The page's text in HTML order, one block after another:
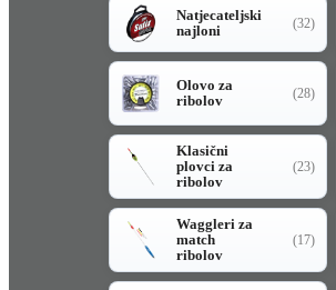
Natjecateljski
najloni
(32)
Olovo za
ribolov
(28)
Klasični
plovci za
ribolov
(23)
Waggleri za
match
ribolov
(17)